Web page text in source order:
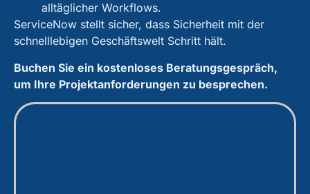
alltäglicher Workflows.
ServiceNow stellt sicher, dass Sicherheit mit der
schnelllebigen Geschäftswelt Schritt hält.
Buchen Sie ein kostenloses Beratungsgespräch,
um Ihre Projektanforderungen zu besprechen.